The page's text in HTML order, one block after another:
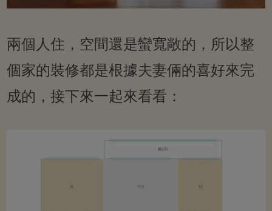
兩個人住，空間還是蠻寬敞的，所以整
個家的裝修都是根據夫妻倆的喜好來完
成的，接下來一起來看看：